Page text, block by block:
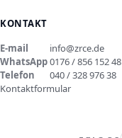
KONTAKT
E-mail
info@zrce.de
WhatsApp0176 / 856 152 48
Telefon
040 / 328 976 38
Kontaktformular